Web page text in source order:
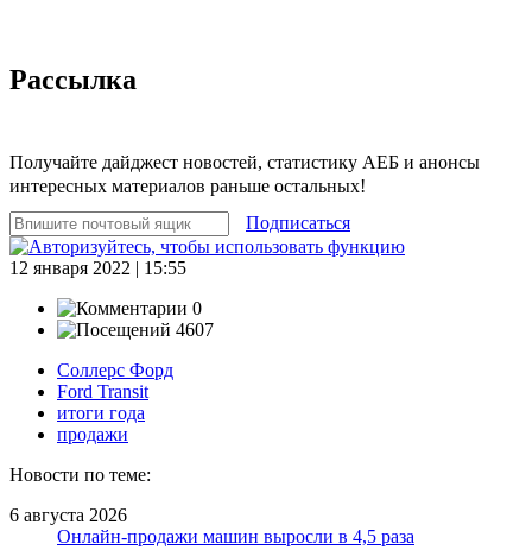
Рассылка
Получайте дайджест новостей, статистику АЕБ и анонсы
интересных материалов раньше остальных!
Подписаться
12 января 2022 | 15:55
0
4607
Соллерс Форд
Ford Transit
итоги года
продажи
Новости по теме:
6 августа 2026
Онлайн-продажи машин выросли в 4,5 раза